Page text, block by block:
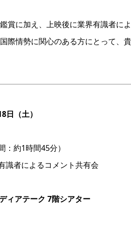
賞に加え、上映後に業界有識者に
際情勢に関心のある方にとって、
日（土）
：約1時間45分）
識者によるコメント共有会
ィアテーク 7階シアター